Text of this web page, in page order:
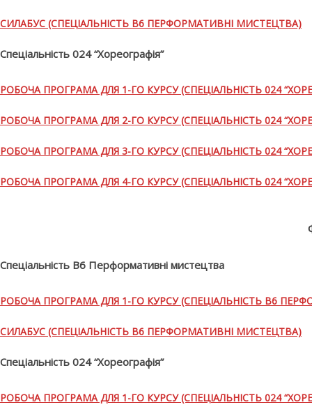
СИЛАБУС (СПЕЦІАЛЬНІСТЬ В6 ПЕРФОРМАТИВНІ МИСТЕЦТВА)
Спеціальність 024 “Хореографія”
РОБОЧА ПРОГРАМА ДЛЯ 1-ГО КУРСУ (СПЕЦІАЛЬНІСТЬ 024
РОБОЧА ПРОГРАМА ДЛЯ 2-ГО КУРСУ (СПЕЦІАЛЬНІСТЬ 024
РОБОЧА ПРОГРАМА ДЛЯ 3-ГО КУРСУ (СПЕЦІАЛЬНІСТЬ 024
РОБОЧА ПРОГРАМА ДЛЯ 4-ГО КУРСУ (СПЕЦІАЛЬНІСТЬ 024
Спеціальність В6 Перформативні мистецтва
РОБОЧА ПРОГРАМА ДЛЯ 1-ГО КУРСУ (СПЕЦІАЛЬНІСТЬ В6
СИЛАБУС (СПЕЦІАЛЬНІСТЬ В6 ПЕРФОРМАТИВНІ МИСТЕЦТВА)
Спеціальність 024 “Хореографія”
РОБОЧА ПРОГРАМА ДЛЯ 1-ГО КУРСУ (СПЕЦІАЛЬНІСТЬ 024